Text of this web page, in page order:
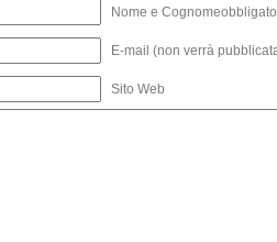
Nome e
E-mail (non verrà
Sito Web